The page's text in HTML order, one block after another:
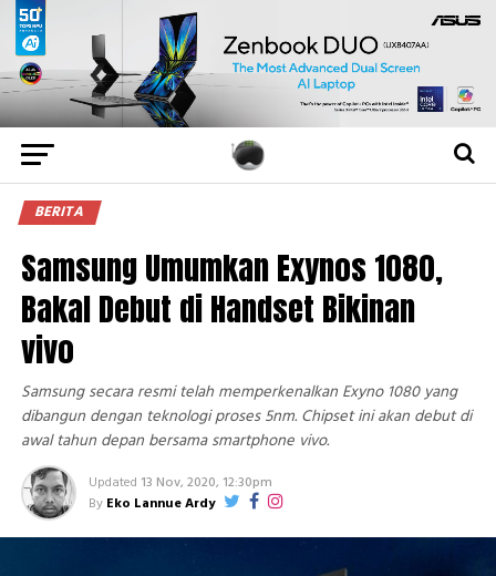
BERITA
Samsung Umumkan Exynos 1080,
Bakal Debut di Handset Bikinan
vivo
Samsung secara resmi telah memperkenalkan Exyno 1080 yang
dibangun dengan teknologi proses 5nm. Chipset ini akan debut di
awal tahun depan bersama smartphone vivo.
Updated 13 Nov, 2020, 12:30pm
By Eko Lannue Ardy